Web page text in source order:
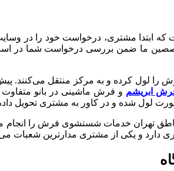
که ابتدا مشتری، درخواست خود را در
را لول کرده و به مرکز منتقل
ابریشم و فرش ماشینی در بانو
لول شده و در کاور به مشتری تحویل
تهران خدمات شستشوی فرش را انجام
دارد و یکی از مشتری مدارترین شعبات